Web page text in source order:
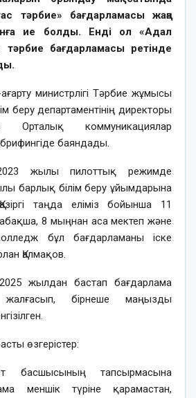
тәрбие» бағдарламасы жаңа
ие болды. Енді ол «Адал
тәрбие бағдарламасы ретінде
министрлігі Тәрбие жұмысы
беру департаментінің директоры
Орталық коммуникациялар
баяндады.
жылы пилоттық режимде
барлық білім беру ұйымдарына
таңда еліміз бойынша 11
8 мыңнан аса мектеп және
бұл бағдарламаны іске
Қалмақов.
жылдан бастап бағдарлама
бірнеше маңызды
өзгерістер:
басшысының тапсырмасына
меншік түріне қарамастан,